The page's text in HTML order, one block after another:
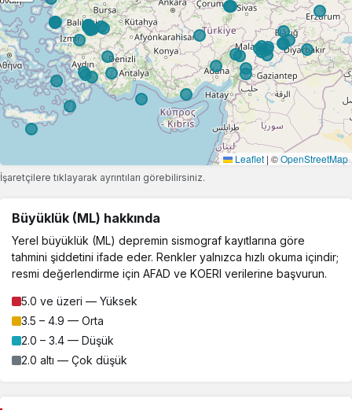
Leaflet | ©OpenStreetMap
İşaretçilere tıklayarak ayrıntıları görebilirsiniz.
Büyüklük (ML) hakkında
Yerel büyüklük (ML) depremin sismograf kayıtlarına göre
tahmini şiddetini ifade eder. Renkler yalnızca hızlı okuma içindir;
resmi değerlendirme için AFAD ve KOERI verilerine başvurun.
5.0 ve üzeri — Yüksek
3.5 – 4.9 — Orta
2.0 – 3.4 — Düşük
2.0 altı — Çok düşük